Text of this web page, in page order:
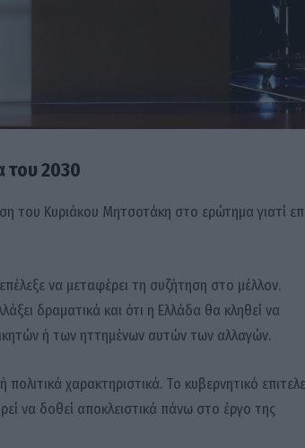
του 2030
του Κυριάκου Μητσοτάκη στο ερώτημα γιατί
να μεταφέρει τη συζήτηση στο μέλλον.
δραματικά και ότι η Ελλάδα θα κληθεί να
ή των ηττημένων αυτών των αλλαγών.
χαρακτηριστικά. Το κυβερνητικό
να δοθεί αποκλειστικά πάνω στο έργο της